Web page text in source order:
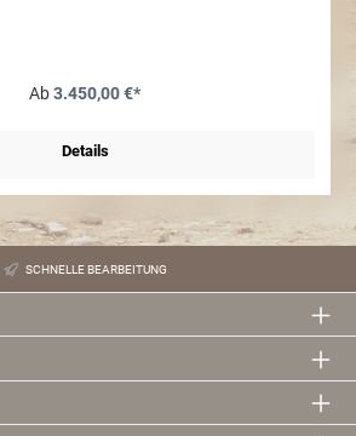
optimierten Spritverbrauch Unterstützt den
bis 51" Zoll Das Hard Top kann entfernt werden
Ab3.450,00 €*
Details
SCHNELLE BEARBEITUNG